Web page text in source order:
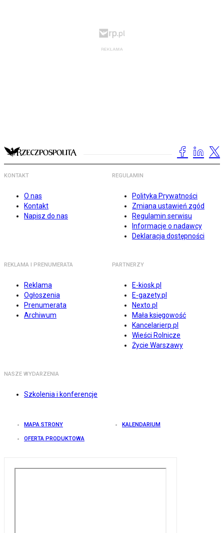
KONTAKT
O nas
Kontakt
Napisz do nas
REGULAMIN
Polityka Prywatności
Zmiana ustawień zgód
Regulamin serwisu
Informacje o nadawcy
Deklaracja dostępności
REKLAMA I PRENUMERATA
Reklama
Ogłoszenia
Prenumerata
Archiwum
PARTNERZY
E-kiosk.pl
E-gazety.pl
Nexto.pl
Mała księgowość
Kancelarierp.pl
Wieści Rolnicze
Życie Warszawy
NASZE WYDARZENIA
Szkolenia i konferencje
MAPA STRONY KALENDARIUM
OFERTA PRODUKTOWA